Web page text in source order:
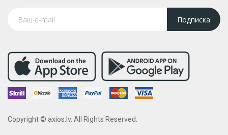
Подписка
Copyright © axios.lv. All Rights Reserved.